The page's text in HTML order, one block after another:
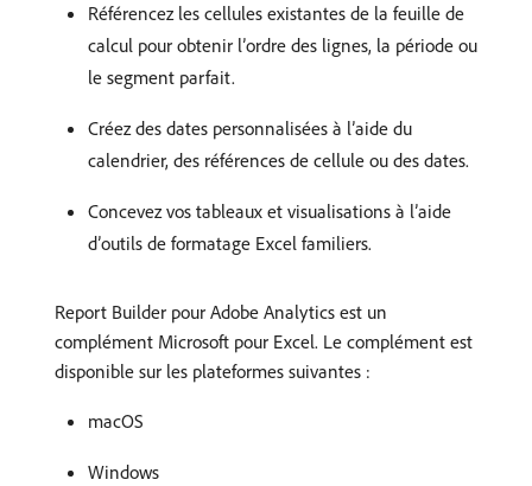
Référencez les cellules existantes de la feuille de
calcul pour obtenir l’ordre des lignes, la période ou
le segment parfait.
Créez des dates personnalisées à l’aide du
calendrier, des références de cellule ou des dates.
Concevez vos tableaux et visualisations à l’aide
d’outils de formatage Excel familiers.
Report Builder pour Adobe Analytics est un
complément Microsoft pour Excel. Le complément est
disponible sur les plateformes suivantes :
macOS
Windows